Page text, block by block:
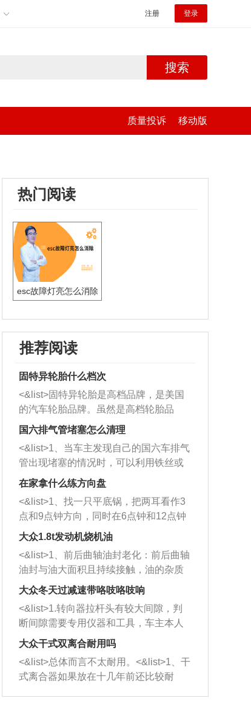
注册 登录
搜索
质量投诉 移动版
热门阅读
esc故障灯亮怎么消除
推荐阅读
固特异轮胎什么档次
<&list>固特异轮胎是高档品牌，是美国
的汽车轮胎品牌。虽然是高档轮胎品
牌，但是中高低端的轮胎都有生产，这
也是为了更好的开拓市场。
国六排气管堵塞怎么清理
<&list>1、当车主发现自己的国六车排气
管出现堵塞的情况时，可以利用铁丝或
者是细棍，直接将杂物给取出来，如果
堵塞情况比较严重，也可以采取应急措
施。 <&list>2、直接利用木棍将所有的
杂物推到排气管里面的位置处，然后将
三元催化器拆解开，就可以将堵塞的东
西取出来。但如果是因为积碳过多引起
的堵塞，就需要将三元催化器泡在草酸
洗剂对堵塞的情况得到解决，将清洗剂
放在燃油箱中，与燃油混合后，车辆启
动时，就可以和汽油一起进入到燃烧
室，最后形成废气排出，就可以让三元
催化器得到清洗，排气管堵塞的情况就
能够得到解决。
在家拿什么练方向盘
<&list>1、找一只平底锅，把两耳看作3
点和9点钟方向，同时在6点钟和12点钟
方向做一个标记。 <&list>2、双手握住
一圈半的练习，往右同样也要打相同的
圈数。 <&list>3、最后强调要反复练
习，这样就可以形成肌肉记忆，在真实
驾驶车辆时，不需要记忆也能打好方
向。
大众1.8t发动机烧机油
<&list>1、前后曲轴油封老化：前后曲轴
油封与油大面积且持续接触，油的杂质
和发动机内持续温度变化使其密封效果
逐渐减弱，导致渗油或漏油。<&list>2、
活塞间隙过大：积碳会使活塞环与缸体
的间隙扩大，导致机油流入燃烧室中，
造成烧机油。<&list>3、机油粘度。使用
机油粘度过小的话，同样会有烧机油现
象，机油粘度过小具有很好的流动性，
大众冬天过减速带咯吱咯吱响
<&list>1.转向器拉杆头有较大间隙，判
断间隙需要专用仪器和工具，车主本人
无法制作，需要将车辆送到修理厂或4s
店；<&list>2.车辆半轴套管防尘罩破
裂，破裂后会出现漏油现象，使半轴磨
损严重，磨损的半轴容易损坏，产生异
响；<&list>3.稳定器的转向胶套和球头
大众干式双离合耐用吗
<&list>总体而言不太耐用。<&list>1、干
式离合器如果放在十几年前还比较耐